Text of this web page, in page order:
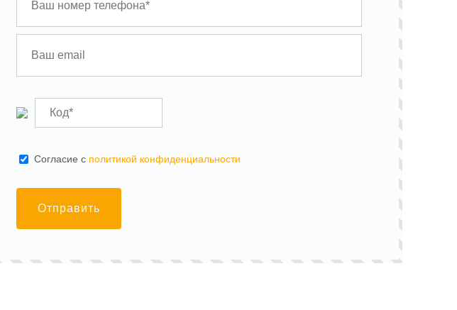
Cогласие с политикой конфиденциальности
Отправить